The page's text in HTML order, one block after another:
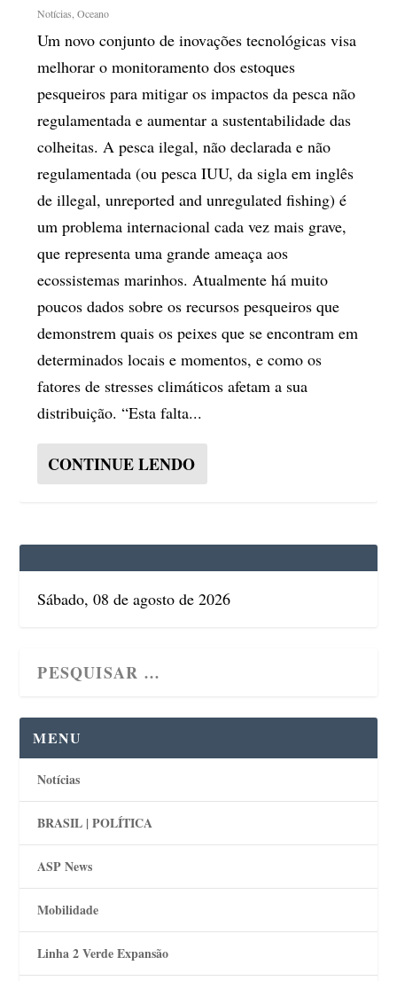
Notícias ,Oceano
Um novo conjunto de inovações tecnológicas visa
melhorar o monitoramento dos estoques
pesqueiros para mitigar os impactos da pesca não
regulamentada e aumentar a sustentabilidade das
colheitas. A pesca ilegal, não declarada e não
regulamentada (ou pesca IUU, da sigla em inglês
de illegal, unreported and unregulated fishing) é
um problema internacional cada vez mais grave,
que representa uma grande ameaça aos
ecossistemas marinhos. Atualmente há muito
poucos dados sobre os recursos pesqueiros que
demonstrem quais os peixes que se encontram em
determinados locais e momentos, e como os
fatores de stresses climáticos afetam a sua
distribuição. “Esta falta...
CONTINUE LENDO
Sábado, 08 de agosto de 2026
MENU
Notícias
BRASIL | POLÍTICA
ASP News
Mobilidade
Linha 2 Verde Expansão